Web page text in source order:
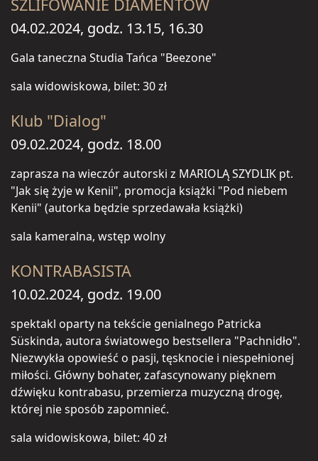
SZLIFOWANIE DIAMENTÓW
04.02.2024, godz. 13.15, 16.30
Gala taneczna Studia Tańca "Beezone"
sala widowiskowa, bilet: 30 zł
Klub "Dialog"
09.02.2024, godz. 18.00
zaprasza na wieczór autorski z MARIOLĄ SZYDLIK pt.
"Jak się żyje w Kenii", promocja książki "Pod niebem
Kenii" (autorka będzie sprzedawała książki)
sala kameralna, wstęp wolny
KONTRABASISTA
10.02.2024, godz. 19.00
spektakl oparty na tekście genialnego Patricka
Süskinda, autora światowego bestsellera "Pachnidło".
Niezwykła opowieść o pasji, tęsknocie i niespełnionej
miłości. Główny bohater, zafascynowany pięknem
dźwięku kontrabasu, przemierza muzyczną drogę,
której nie sposób zapomnieć.
sala widowiskowa, bilet: 40 zł